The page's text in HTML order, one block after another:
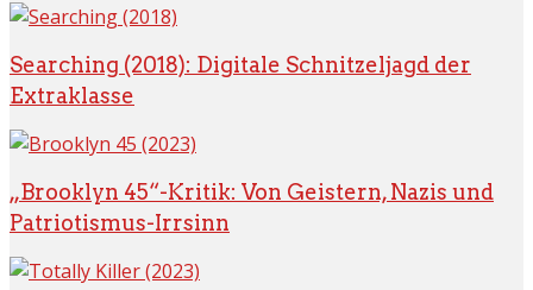
Searching (2018): Digitale Schnitzeljagd der
Extraklasse
„Brooklyn 45“-Kritik: Von Geistern, Nazis und
Patriotismus-Irrsinn